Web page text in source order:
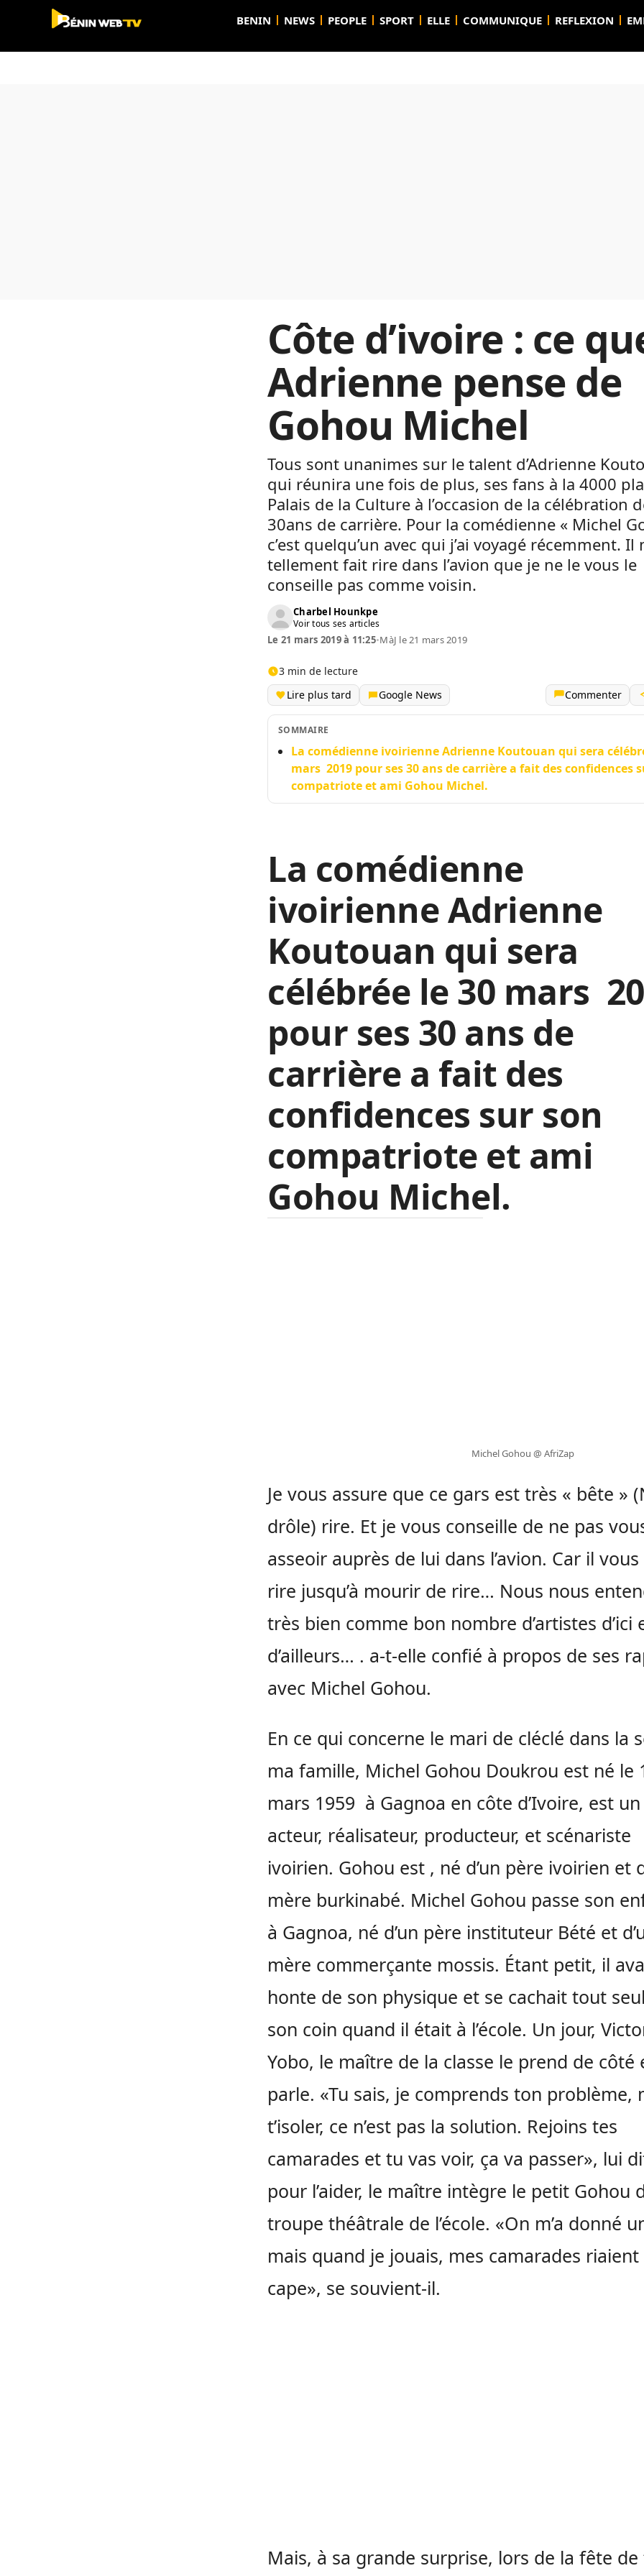
BENIN NEWS PEOPLE SPORT ELLE COMMUNIQUE REFLEXION
Côte d’ivoire : ce
Adrienne pense de
Gohou Michel
Tous sont unanimes sur le talent d’Adrienne
qui réunira une fois de plus, ses fans à la 4000
Palais de la Culture à l’occasion de la célébration
30ans de carrière. Pour la comédienne « Michel
c’est quelqu’un avec qui j’ai voyagé récemment. Il
tellement fait rire dans l’avion que je ne le vous le
conseille pas comme voisin.
Charbel Hounkpe
Voir tous ses articles
Le 21 mars 2019 à 11:25•MàJ le 21 mars 2019
3 min de lecture
Lire plus tard
Google News Commenter
SOMMAIRE
La comédienne ivoirienne Adrienne Koutouan qui sera
mars 2019 pour ses 30 ans de carrière a fait des confidences
compatriote et ami Gohou Michel.
La comédienne
ivoirienne Adrienne
Koutouan qui sera
célébrée le 30 mars
pour ses 30 ans de
carrière a fait des
confidences sur son
compatriote et ami
Gohou Michel.
Michel Gohou @ AfriZap
Je vous assure que ce gars est très « bête »
drôle) rire. Et je vous conseille de ne pas
asseoir auprès de lui dans l’avion. Car il
rire jusqu’à mourir de rire… Nous nous
très bien comme bon nombre d’artistes d’ici
d’ailleurs… . a-t-elle confié à propos de ses
avec Michel Gohou.
En ce qui concerne le mari de cléclé dans la
ma famille, Michel Gohou Doukrou est né le
mars 1959 à Gagnoa en côte d’Ivoire, est un
acteur, réalisateur, producteur, et scénariste
ivoirien. Gohou est , né d’un père ivoirien et
mère burkinabé. Michel Gohou passe son
à Gagnoa, né d’un père instituteur Bété et
mère commerçante mossis. Étant petit, il
honte de son physique et se cachait tout
son coin quand il était à l’école. Un jour,
Yobo, le maître de la classe le prend de côté
parle. «Tu sais, je comprends ton problème,
t’isoler, ce n’est pas la solution. Rejoins tes
camarades et tu vas voir, ça va passer», lui
pour l’aider, le maître intègre le petit Gohou
troupe théâtrale de l’école. «On m’a donné
mais quand je jouais, mes camarades riaient
cape», se souvient-il.
Mais, à sa grande surprise, lors de la fête